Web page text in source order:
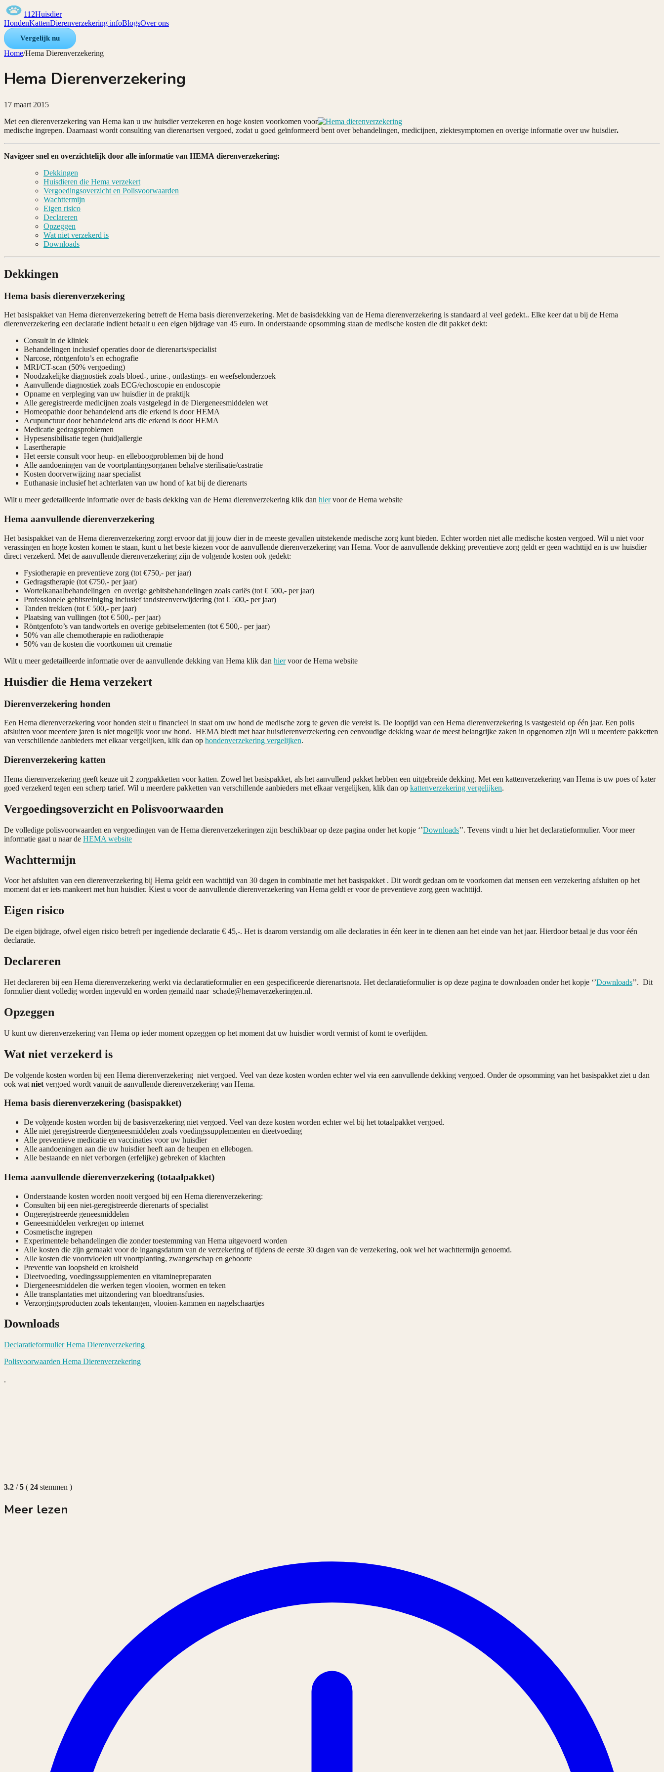
112Huisdier
HondenKattenDierenverzekering infoBlogsOver ons
Vergelijk nu
Home/Hema Dierenverzekering
Hema Dierenverzekering
17 maart 2015
Met een dierenverzekering van Hema kan u uw huisdier verzekeren en hoge kosten voorkomen voor
medische ingrepen. Daarnaast wordt consulting van dierenartsen vergoed, zodat u goed geïnformeerd bent over behandelingen, medicijnen, ziektesymptomen en overige informatie over uw huisdier.
Navigeer snel en overzichtelijk door alle informatie van HEMA dierenverzekering:
Dekkingen
Huisdieren die Hema verzekert
Vergoedingsoverzicht en Polisvoorwaarden
Wachttermijn
Eigen risico
Declareren
Opzeggen
Wat niet verzekerd is
Downloads
Dekkingen
Hema basis dierenverzekering
Het basispakket van Hema dierenverzekering betreft de Hema basis dierenverzekering. Met de basisdekking van de Hema dierenverzekering is standaard al veel gedekt.. Elke keer dat u bij de Hema
dierenverzekering een declaratie indient betaalt u een eigen bijdrage van 45 euro. In onderstaande opsomming staan de medische kosten die dit pakket dekt:
Consult in de kliniek
Behandelingen inclusief operaties door de dierenarts/specialist
Narcose, röntgenfoto’s en echografie
MRI/CT-scan (50% vergoeding)
Noodzakelijke diagnostiek zoals bloed-, urine-, ontlastings- en weefselonderzoek
Aanvullende diagnostiek zoals ECG/echoscopie en endoscopie
Opname en verpleging van uw huisdier in de praktijk
Alle geregistreerde medicijnen zoals vastgelegd in de Diergeneesmiddelen wet
Homeopathie door behandelend arts die erkend is door HEMA
Acupunctuur door behandelend arts die erkend is door HEMA
Medicatie gedragsproblemen
Hypesensibilisatie tegen (huid)allergie
Lasertherapie
Het eerste consult voor heup- en elleboogproblemen bij de hond
Alle aandoeningen van de voortplantingsorganen behalve sterilisatie/castratie
Kosten doorverwijzing naar specialist
Euthanasie inclusief het achterlaten van uw hond of kat bij de dierenarts
Wilt u meer gedetailleerde informatie over de basis dekking van de Hema dierenverzekering klik dan hiervoor de Hema website
Hema aanvullende dierenverzekering
Het basispakket van de Hema dierenverzekering zorgt ervoor dat jij jouw dier in de meeste gevallen uitstekende medische zorg kunt bieden. Echter worden niet alle medische kosten vergoed. Wil u niet voor
verassingen en hoge kosten komen te staan, kunt u het beste kiezen voor de aanvullende dierenverzekering van Hema. Voor de aanvullende dekking preventieve zorg geldt er geen wachttijd en is uw huisdier
direct verzekerd. Met de aanvullende dierenverzekering zijn de volgende kosten ook gedekt:
Fysiotherapie en preventieve zorg (tot €750,- per jaar)
Gedragstherapie (tot €750,- per jaar)
Wortelkanaalbehandelingen en overige gebitsbehandelingen zoals cariës (tot € 500,- per jaar)
Professionele gebitsreiniging inclusief tandsteenverwijdering (tot € 500,- per jaar)
Tanden trekken (tot € 500,- per jaar)
Plaatsing van vullingen (tot € 500,- per jaar)
Röntgenfoto’s van tandwortels en overige gebitselementen (tot € 500,- per jaar)
50% van alle chemotherapie en radiotherapie
50% van de kosten die voortkomen uit crematie
Wilt u meer gedetailleerde informatie over de aanvullende dekking van Hema klik dan hiervoor de Hema website
Huisdier die Hema verzekert
Dierenverzekering honden
Een Hema dierenverzekering voor honden stelt u financieel in staat om uw hond de medische zorg te geven die vereist is. De looptijd van een Hema dierenverzekering is vastgesteld op één jaar. Een polis
afsluiten voor meerdere jaren is niet mogelijk voor uw hond. HEMA biedt met haar huisdierenverzekering een eenvoudige dekking waar de meest belangrijke zaken in opgenomen zijn Wil u meerdere pakketten
van verschillende aanbieders met elkaar vergelijken, klik dan op hondenverzekering vergelijken.
Dierenverzekering katten
Hema dierenverzekering geeft keuze uit 2 zorgpakketten voor katten. Zowel het basispakket, als het aanvullend pakket hebben een uitgebreide dekking. Met een kattenverzekering van Hema is uw poes of kater
goed verzekerd tegen een scherp tarief. Wil u meerdere pakketten van verschillende aanbieders met elkaar vergelijken, klik dan op kattenverzekering vergelijken.
Vergoedingsoverzicht en Polisvoorwaarden
De volledige polisvoorwaarden en vergoedingen van de Hema dierenverzekeringen zijn beschikbaar op deze pagina onder het kopje ‘’Downloads’’. Tevens vindt u hier het declaratieformulier. Voor meer
informatie gaat u naar de HEMA website
Wachttermijn
Voor het afsluiten van een dierenverzekering bij Hema geldt een wachttijd van 30 dagen in combinatie met het basispakket . Dit wordt gedaan om te voorkomen dat mensen een verzekering afsluiten op het
moment dat er iets mankeert met hun huisdier. Kiest u voor de aanvullende dierenverzekering van Hema geldt er voor de preventieve zorg geen wachttijd.
Eigen risico
De eigen bijdrage, ofwel eigen risico betreft per ingediende declaratie € 45,-. Het is daarom verstandig om alle declaraties in één keer in te dienen aan het einde van het jaar. Hierdoor betaal je dus voor één
declaratie.
Declareren
Het declareren bij een Hema dierenverzekering werkt via declaratieformulier en een gespecificeerde dierenartsnota. Het declaratieformulier is op deze pagina te downloaden onder het kopje ‘’Downloads’’. Dit
formulier dient volledig worden ingevuld en worden gemaild naar schade@hemaverzekeringen.nl.
Opzeggen
U kunt uw dierenverzekering van Hema op ieder moment opzeggen op het moment dat uw huisdier wordt vermist of komt te overlijden.
Wat niet verzekerd is
De volgende kosten worden bij een Hema dierenverzekering niet vergoed. Veel van deze kosten worden echter wel via een aanvullende dekking vergoed. Onder de opsomming van het basispakket ziet u dan
ook wat niet vergoed wordt vanuit de aanvullende dierenverzekering van Hema.
Hema basis dierenverzekering (basispakket)
De volgende kosten worden bij de basisverzekering niet vergoed. Veel van deze kosten worden echter wel bij het totaalpakket vergoed.
Alle niet geregistreerde diergeneesmiddelen zoals voedingssupplementen en dieetvoeding
Alle preventieve medicatie en vaccinaties voor uw huisdier
Alle aandoeningen aan die uw huisdier heeft aan de heupen en ellebogen.
Alle bestaande en niet verborgen (erfelijke) gebreken of klachten
Hema aanvullende dierenverzekering (totaalpakket)
Onderstaande kosten worden nooit vergoed bij een Hema dierenverzekering:
Consulten bij een niet-geregistreerde dierenarts of specialist
Ongeregistreerde geneesmiddelen
Geneesmiddelen verkregen op internet
Cosmetische ingrepen
Experimentele behandelingen die zonder toestemming van Hema uitgevoerd worden
Alle kosten die zijn gemaakt voor de ingangsdatum van de verzekering of tijdens de eerste 30 dagen van de verzekering, ook wel het wachttermijn genoemd.
Alle kosten die voortvloeien uit voortplanting, zwangerschap en geboorte
Preventie van loopsheid en krolsheid
Dieetvoeding, voedingssupplementen en vitaminepreparaten
Diergeneesmiddelen die werken tegen vlooien, wormen en teken
Alle transplantaties met uitzondering van bloedtransfusies.
Verzorgingsproducten zoals tekentangen, vlooien-kammen en nagelschaartjes
Downloads
Declaratieformulier Hema Dierenverzekering
Polisvoorwaarden Hema Dierenverzekering
.
3.2 / 5 ( 24 stemmen )
Meer lezen